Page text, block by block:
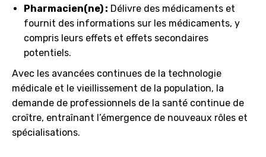
Pharmacien(ne) : Délivre des médicaments et
fournit des informations sur les médicaments, y
compris leurs effets et effets secondaires
potentiels.
Avec les avancées continues de la technologie
médicale et le vieillissement de la population, la
demande de professionnels de la santé continue de
croître, entraînant l’émergence de nouveaux rôles et
spécialisations.